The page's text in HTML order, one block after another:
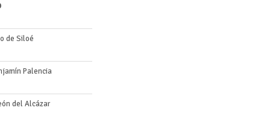
de Siloé
Palencia
del Alcázar